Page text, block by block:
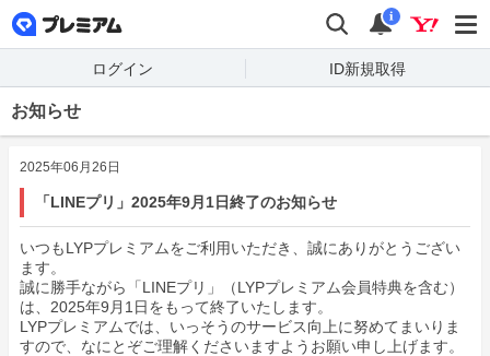
検索 通知
i
ログイン ID新規取得
お知らせ
2025年06月26日
「LINEプリ」2025年9月1日終了のお知らせ
いつもLYPプレミアムをご利用いただき、誠にありがとうござい
ます。
誠に勝手ながら「LINEプリ」（LYPプレミアム会員特典を含む）
は、2025年9月1日をもって終了いたします。
LYPプレミアムでは、いっそうのサービス向上に努めてまいりま
すので、なにとぞご理解くださいますようお願い申し上げます。